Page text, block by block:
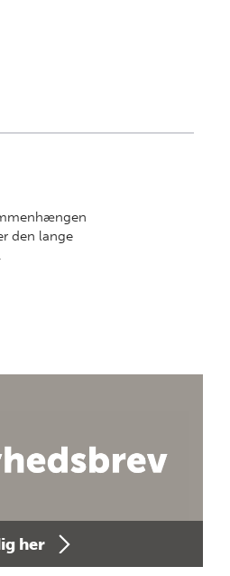
den lange
her